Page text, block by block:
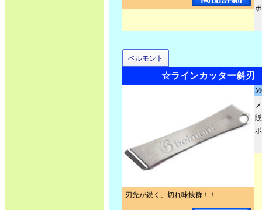
ベルモント
☆ラインカッター斜刃
刃先が鋭く、切れ味抜群！！